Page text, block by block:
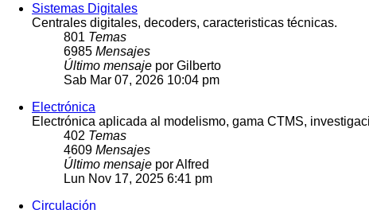
Sistemas Digitales
Centrales digitales, decoders, caracteristicas técnicas.
801 Temas
6985 Mensajes
Último mensaje por Gilberto
Sab Mar 07, 2026 10:04 pm
Electrónica
Electrónica aplicada al modelismo, gama CTMS,
402 Temas
4609 Mensajes
Último mensaje porAlfred
Lun Nov 17, 2025 6:41 pm
Circulación